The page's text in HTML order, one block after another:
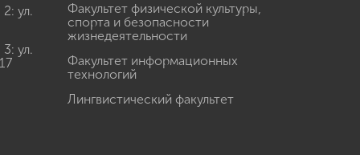
ул.
ул.
Факультет физической культуры,
спорта и безопасности
жизнедеятельности
Факультет информационных
технологий
Лингвистический факультет